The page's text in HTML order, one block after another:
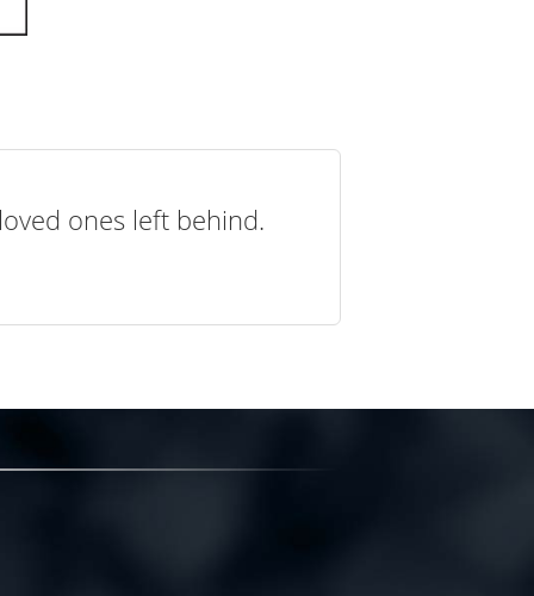
ones left behind.